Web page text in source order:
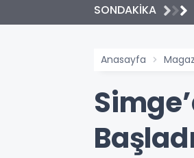
SONDAKİKA
Anasayfa